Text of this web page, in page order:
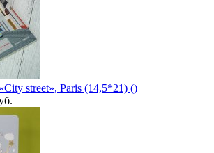
street», Paris (14,5*21) ()